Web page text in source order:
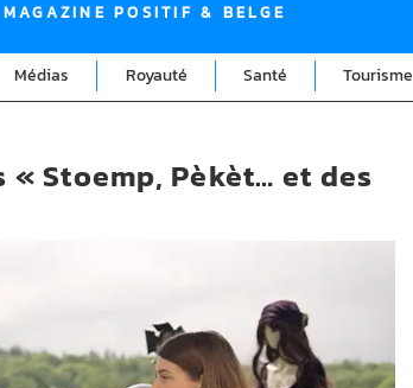
POSITIF & BELGE
Médias Royauté Santé Tourisme
Stoemp, Pèkèt… et des